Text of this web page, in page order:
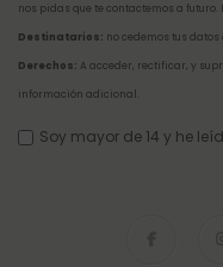
nos pidas que te contactemos a
Destinatarios: no cedemos tus datos
Derechos: A acceder, rectificar, y
información adicional
Soy mayor de 14 y he